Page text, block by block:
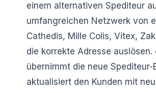
einem alternativen Spediteur
umfangreichen Netzwerk von
Cathedis, Mille Colis, Vitex,
die korrekte Adresse auslösen.
übernimmt die neue Spediteur-
aktualisiert den Kunden mit